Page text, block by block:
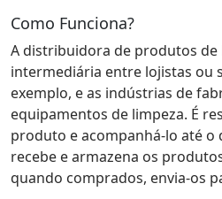
Como Funciona?
A distribuidora de produtos de
intermediária entre lojistas ou
exemplo, e as indústrias de
equipamentos de limpeza. É
produto e acompanhá-lo até o
recebe e armazena os
quando comprados, envia-os